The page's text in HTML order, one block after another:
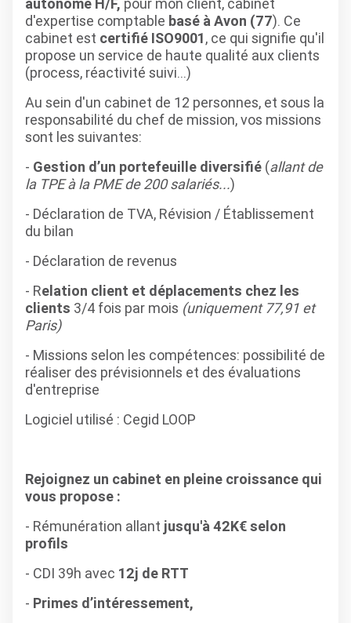
d'expertise comptable basé à Avon (77). Ce
cabinet est certifié ISO9001, ce qui signifie qu'il
propose un service de haute qualité aux clients
(process, réactivité suivi...)
Au sein d'un cabinet de 12 personnes, et sous la
responsabilité du chef de mission,vos missions
sont les suivantes:
- Gestion d’un portefeuille diversifié (allant de
la TPE à la PME de 200 salariés...)
- Déclaration de TVA, Révision / Établissement
du bilan
- Déclaration de revenus
- Relation client et déplacements chez les
clients 3/4 fois par mois (uniquement 77,91 et
Paris)
- Missions selon les compétences: possibilité de
réaliser des prévisionnels et des évaluations
d'entreprise
Logiciel utilisé : Cegid LOOP
Rejoignez un cabinet en pleine croissance qui
vous propose :
- Rémunération allant jusqu'à 42K€ selon
profils
- CDI 39h avec 12j de RTT
- Primes d’intéressement,